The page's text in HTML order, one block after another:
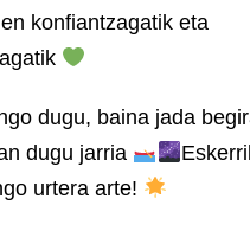
konfiantzagatik eta
dugu, baina jada
dugu jarria
urtera arte!